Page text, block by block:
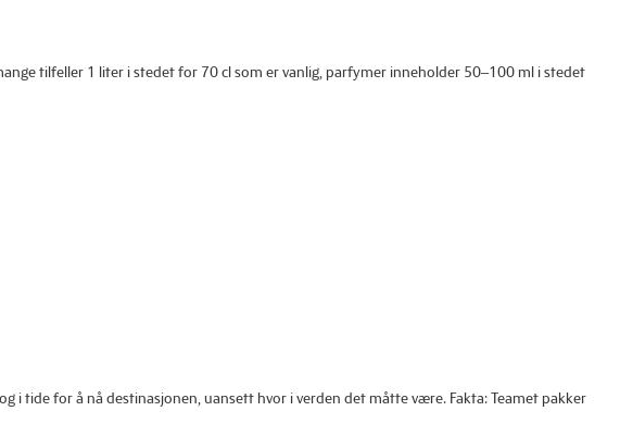
tilfeller 1 liter i stedet for 70 cl som er vanlig, parfymer inneholder 50–100 ml i stedet
tide for å nå destinasjonen, uansett hvor i verden det måtte være. Fakta: Teamet pakker